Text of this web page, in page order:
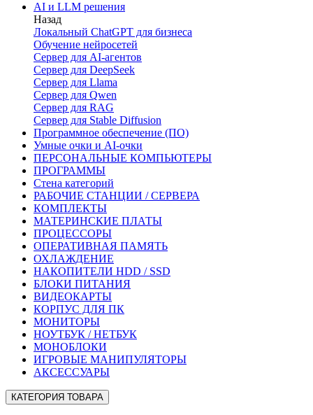
AI и LLM решения
Назад
Локальный ChatGPT для бизнеса
Обучение нейросетей
Сервер для AI-агентов
Сервер для DeepSeek
Сервер для Llama
Сервер для Qwen
Сервер для RAG
Сервер для Stable Diffusion
Программное обеспечение (ПО)
Умные очки и AI-очки
ПЕРСОНАЛЬНЫЕ КОМПЬЮТЕРЫ
ПРОГРАММЫ
Стена категорий
РАБОЧИЕ СТАНЦИИ / СЕРВЕРА
КОМПЛЕКТЫ
МАТЕРИНСКИЕ ПЛАТЫ
ПРОЦЕССОРЫ
ОПЕРАТИВНАЯ ПАМЯТЬ
ОХЛАЖДЕНИЕ
НАКОПИТЕЛИ HDD / SSD
БЛОКИ ПИТАНИЯ
ВИДЕОКАРТЫ
КОРПУС ДЛЯ ПК
МОНИТОРЫ
НОУТБУК / НЕТБУК
МОНОБЛОКИ
ИГРОВЫЕ МАНИПУЛЯТОРЫ
АКСЕССУАРЫ
КАТЕГОРИЯ ТОВАРА